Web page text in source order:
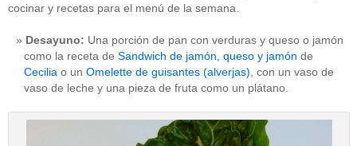
cocinar y recetas para el menú de la semana.
Desayuno: Una porción de pan con verduras y queso o jamón
como la receta de Sandwich de jamón, queso y jamón de
Cecilia o un Omelette de guisantes (alverjas), con un vaso de
vaso de leche y una pieza de fruta como un plátano.